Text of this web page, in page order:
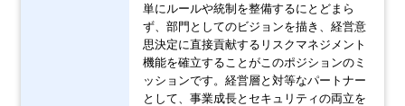
単にルールや統制を整備するにとどまら
ず、部門としてのビジョンを描き、経営意
思決定に直接貢献するリスクマネジメント
機能を確立することがこのポジションのミ
ッションです。経営層と対等なパートナー
として、事業成長とセキュリティの両立を